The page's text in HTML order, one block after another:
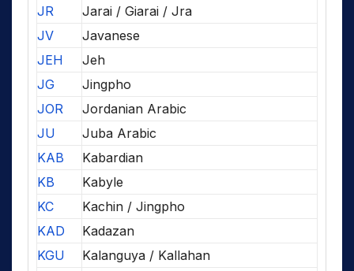
JR
Jarai / Giarai / Jra
JV
Javanese
JEH
Jeh
JG
Jingpho
JOR
Jordanian Arabic
JU
Juba Arabic
KAB
Kabardian
KB
Kabyle
KC
Kachin / Jingpho
KAD
Kadazan
KGU
Kalanguya / Kallahan